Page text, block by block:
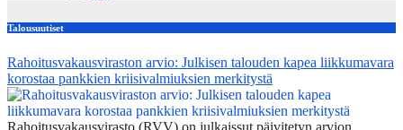
Talousuutiset
Rahoitusvakausviraston arvio: Julkisen talouden kapea liikkumavara
korostaa pankkien kriisivalmiuksien merkitystä